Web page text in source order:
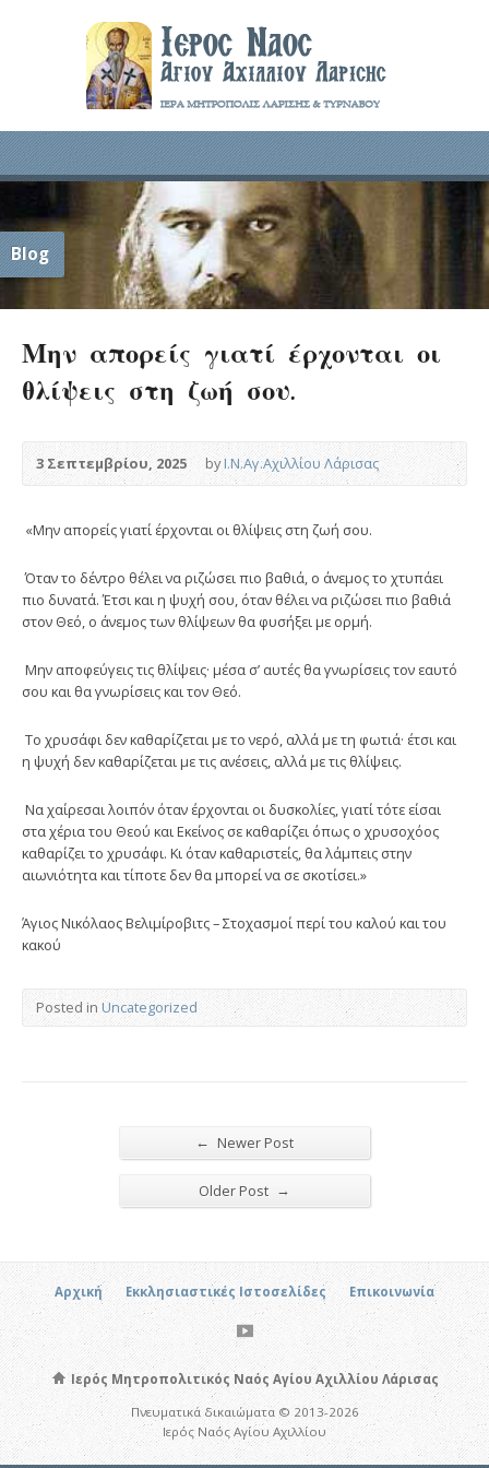
Blog
Μην απορείς γιατί έρχονται οι
θλίψεις στη ζωή σου.
3 Σεπτεμβρίου, 2025 byΙ.Ν.Αγ.Αχιλλίου Λάρισας
«Μην απορείς γιατί έρχονται οι θλίψεις στη ζωή σου.
Όταν το δέντρο θέλει να ριζώσει πιο βαθιά, ο άνεμος το χτυπάει
πιο δυνατά. Έτσι και η ψυχή σου, όταν θέλει να ριζώσει πιο βαθιά
στον Θεό, ο άνεμος των θλίψεων θα φυσήξει με ορμή.
Μην αποφεύγεις τις θλίψεις· μέσα σ’ αυτές θα γνωρίσεις τον εαυτό
σου και θα γνωρίσεις και τον Θεό.
Το χρυσάφι δεν καθαρίζεται με το νερό, αλλά με τη φωτιά· έτσι και
η ψυχή δεν καθαρίζεται με τις ανέσεις, αλλά με τις θλίψεις.
Να χαίρεσαι λοιπόν όταν έρχονται οι δυσκολίες, γιατί τότε είσαι
στα χέρια του Θεού και Εκείνος σε καθαρίζει όπως ο χρυσοχόος
καθαρίζει το χρυσάφι. Κι όταν καθαριστείς, θα λάμπεις στην
αιωνιότητα και τίποτε δεν θα μπορεί να σε σκοτίσει.»
Άγιος Νικόλαος Βελιμίροβιτς – Στοχασμοί περί του καλού και του
κακού
Posted in Uncategorized
← Newer Post
Older Post →
Αρχική Εκκλησιαστικές Ιστοσελίδες Επικοινωνία
Ιερός Μητροπολιτικός Ναός Αγίου Αχιλλίου Λάρισας
Πνευματικά δικαιώματα © 2013-2026
Ιερός Ναός Αγίου Αχιλλίου